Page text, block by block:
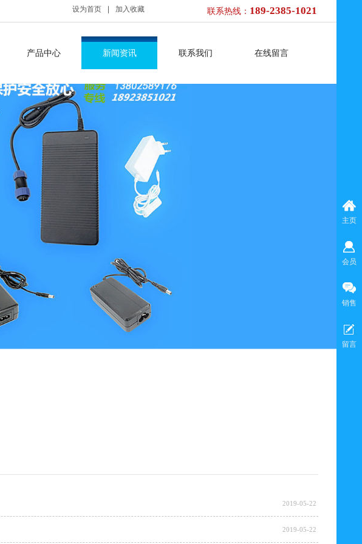
联系热线： 189-2385-1021
设为首页 加入收藏
产品中心 新闻资讯 联系我们 在线留言
2019-05-22
2019-05-22
主页
会员
销售
留言